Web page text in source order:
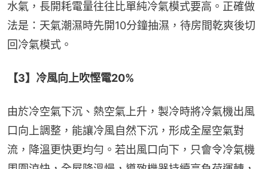
水氣，長開耗電量往往比單純冷氣模式要高。正確做
法是：天氣潮濕時先開10分鐘抽濕，待房間乾爽後切
回冷氣模式。
【3】冷風向上吹慳電20%
由於冷空氣下沉、熱空氣上升，製冷時將冷氣機出風
口向上調整，能讓冷風自然下沉，形成全屋空氣對
流，降溫更快更均勻。若出風口向下，只會令冷氣機